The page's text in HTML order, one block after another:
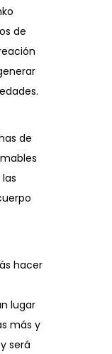
de
de
hacer
lugar
más y
será